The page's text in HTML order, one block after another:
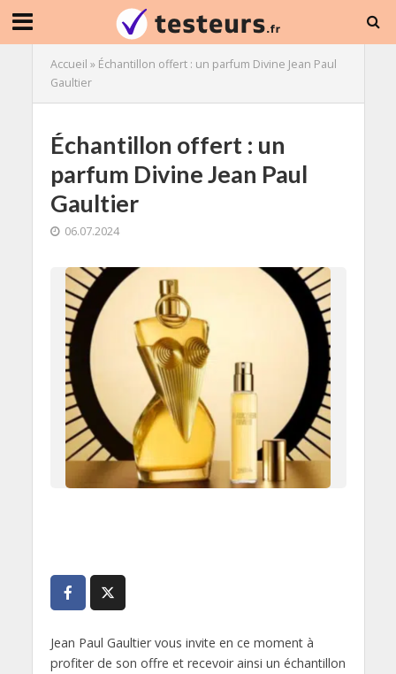
Accueil » Échantillon offert : un parfum Divine Jean Paul
Gaultier
Échantillon offert : un
parfum Divine Jean Paul
Gaultier
06.07.2024
Jean Paul Gaultier vous invite en ce moment à
profiter de son offre et recevoir ainsi un échantillon